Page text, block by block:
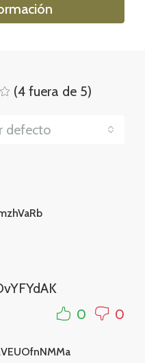
(4 fuera de 5)
defecto
0
0